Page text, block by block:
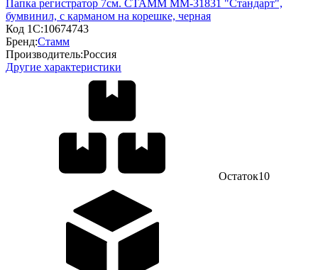
Папка регистратор 7см. СТАММ ММ-31831 "Стандарт",
бумвинил, с карманом на корешке, черная
Код 1С:10674743
Бренд:Стамм
Производитель:Россия
Другие характеристики
Остаток10